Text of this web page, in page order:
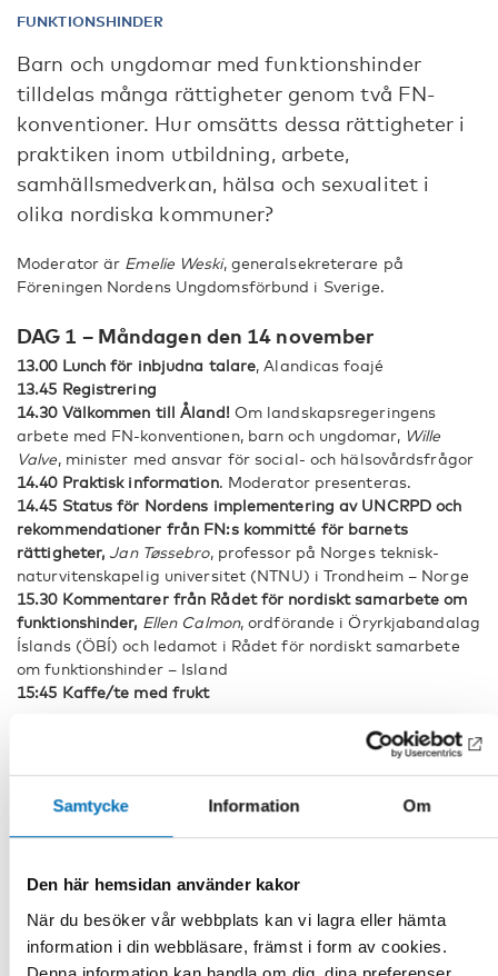
Samtycke Information Om
Den här hemsidan använder kakor
När du besöker vår webbplats kan vi lagra eller hämta
information i din webbläsare, främst i form av cookies.
FUNKTIONSHINDER
Barn och ungdomar med funktionshinder
tilldelas många rättigheter genom två FN-
konventioner. Hur omsätts dessa rättigheter i
praktiken inom utbildning, arbete,
samhällsmedverkan, hälsa och sexualitet i
olika nordiska kommuner?
Moderator är Emelie Weski, generalsekreterare på
Föreningen Nordens Ungdomsförbund i Sverige.
DAG 1 – Måndagen den 14 november
13.00 Lunch för inbjudna talare, Alandicas foajé
13.45 Registrering
14.30 Välkommen till Åland!Om landskapsregeringens
arbete med FN-konventionen, barn och ungdomar, Wille
Valve, minister med ansvar för social- och hälsovårdsfrågor
14.40 Praktisk information. Moderator presenteras.
14.45 Status för Nordens implementering av UNCRPD och
rekommendationer från FN:s kommitté för barnets
rättigheter,Jan Tøssebro, professor på Norges teknisk-
naturvitenskapelig universitet (NTNU) i Trondheim – Norge
15.30 Kommentarer från Rådet för nordiskt samarbete om
funktionshinder, Ellen Calmon, ordförande i Öryrkjabandalag
Íslands (ÖBÍ) och ledamot i Rådet för nordiskt samarbete
om funktionshinder – Island
15:45 Kaffe/te med frukt
för Borgercenter Handicap på Köpenhamns kommun
16:30 Åland: Rädda Barnens kurser för kommunanställda
barnkonventionsansvarig på Rädda Barnen Åland
17.00 Färöarna: Ett måttanpassat system för barn med
Doris Bjarkhamar
Socialdepartementet